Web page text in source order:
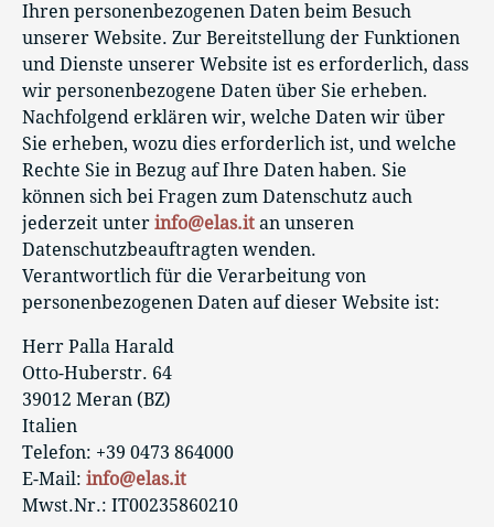
Ihren personenbezogenen Daten beim Besuch
unserer Website. Zur Bereitstellung der Funktionen
und Dienste unserer Website ist es erforderlich, dass
wir personenbezogene Daten über Sie erheben.
Nachfolgend erklären wir, welche Daten wir über
Sie erheben, wozu dies erforderlich ist, und welche
Rechte Sie in Bezug auf Ihre Daten haben. Sie
können sich bei Fragen zum Datenschutz auch
jederzeit unter info@elas.it an unseren
Datenschutzbeauftragten wenden.
Verantwortlich für die Verarbeitung von
personenbezogenen Daten auf dieser Website ist:
Herr Palla Harald
Otto-Huberstr. 64
39012 Meran (BZ)
Italien
Telefon: +39 0473 864000
E-Mail: info@elas.it
Mwst.Nr.: IT00235860210